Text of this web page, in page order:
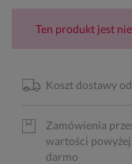
Ten produkt jest
Koszt dostawy
Zamówienia
wartości powyżej
darmo